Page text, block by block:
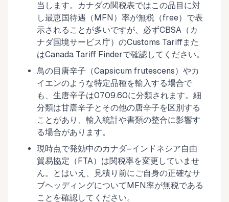
当します。カナダの関税表ではこの品目に対
し最恵国待遇（MFN）率が無税（free）で表
示されることが多いですが、必ずCBSA（カ
ナダ国境サービス庁）のCustoms Tariffまた
はCanada Tariff Finderで確認してください。
鳥の目唐辛子（Capsicum frutescens）やカ
イエンのような特定品種を輸入する場合で
も、生唐辛子は0709.60に分類されます。細
分類は甘唐辛子とその他の唐辛子を区別する
ことがあり、輸入統計や書類の整合に影響す
る場合があります。
現時点で発効中のカナダ–インドネシア自由
貿易協定（FTA）は関税率を変更していませ
ん。とはいえ、見積り前にご自身の正確なサ
ブヘッディングについてMFN率が無税である
ことを確認してください。